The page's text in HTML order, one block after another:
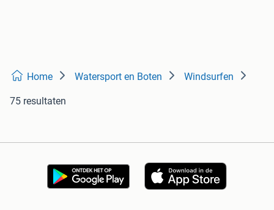
Home Watersport en Boten Windsurfen
75 resultaten